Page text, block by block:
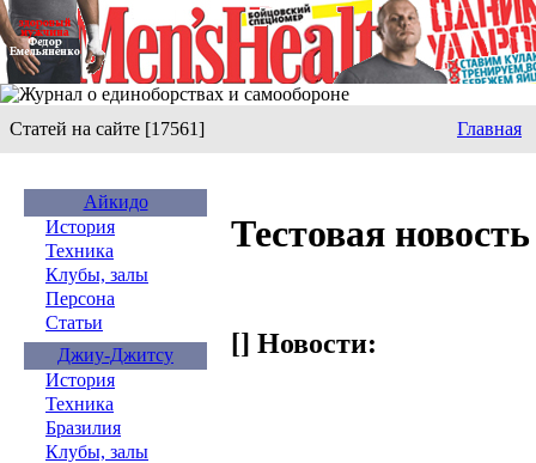
Статей на сайте [17561] Главная
Айкидо
История
Техника
Клубы, залы
Персона
Статьи
Джиу-Джитсу
История
Техника
Бразилия
Клубы, залы
Тестовая
[] Новости: